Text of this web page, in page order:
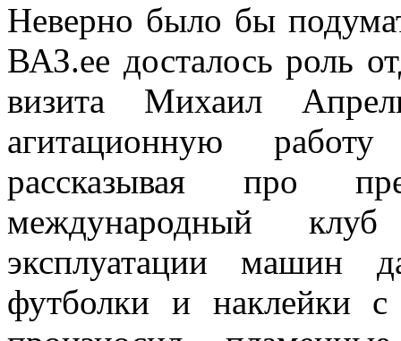
Неверно было бы
ВАЗ.ее досталось роль
визита Михаил
агитационную работу
рассказывая про
международный
эксплуатации машин
футболки и наклейки